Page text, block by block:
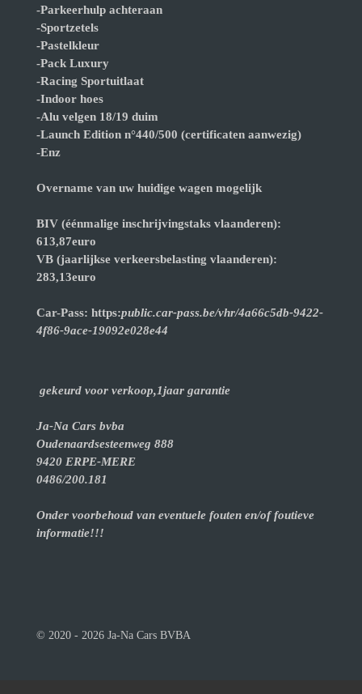
-Parkeerhulp achteraan
-Sportzetels
-Pastelkleur
-Pack Luxury
-Racing Sportuitlaat
-Indoor hoes
-Alu velgen 18/19 duim
-Launch Edition n°440/500 (certificaten aanwezig)
-Enz
Overname van uw huidige wagen mogelijk
BIV (éénmalige inschrijvingstaks vlaanderen):
613,87euro
VB (jaarlijkse verkeersbelasting vlaanderen):
283,13euro
Car-Pass: https:public.car-pass.be/vhr/4a66c5db-9422-
4f86-9ace-19092e028e44
gekeurd voor verkoop,1jaar garantie
Ja-Na Cars bvba
Oudenaardsesteenweg 888
9420 ERPE-MERE
0486/200.181
Onder voorbehoud van eventuele fouten en/of foutieve
informatie!!!
© 2020 - 2026 Ja-Na Cars BVBA